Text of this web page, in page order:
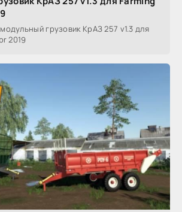
грузовик КрАЗ 257 v1.3 для
2019